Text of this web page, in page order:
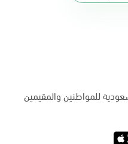
للمواطنين والمقيمين